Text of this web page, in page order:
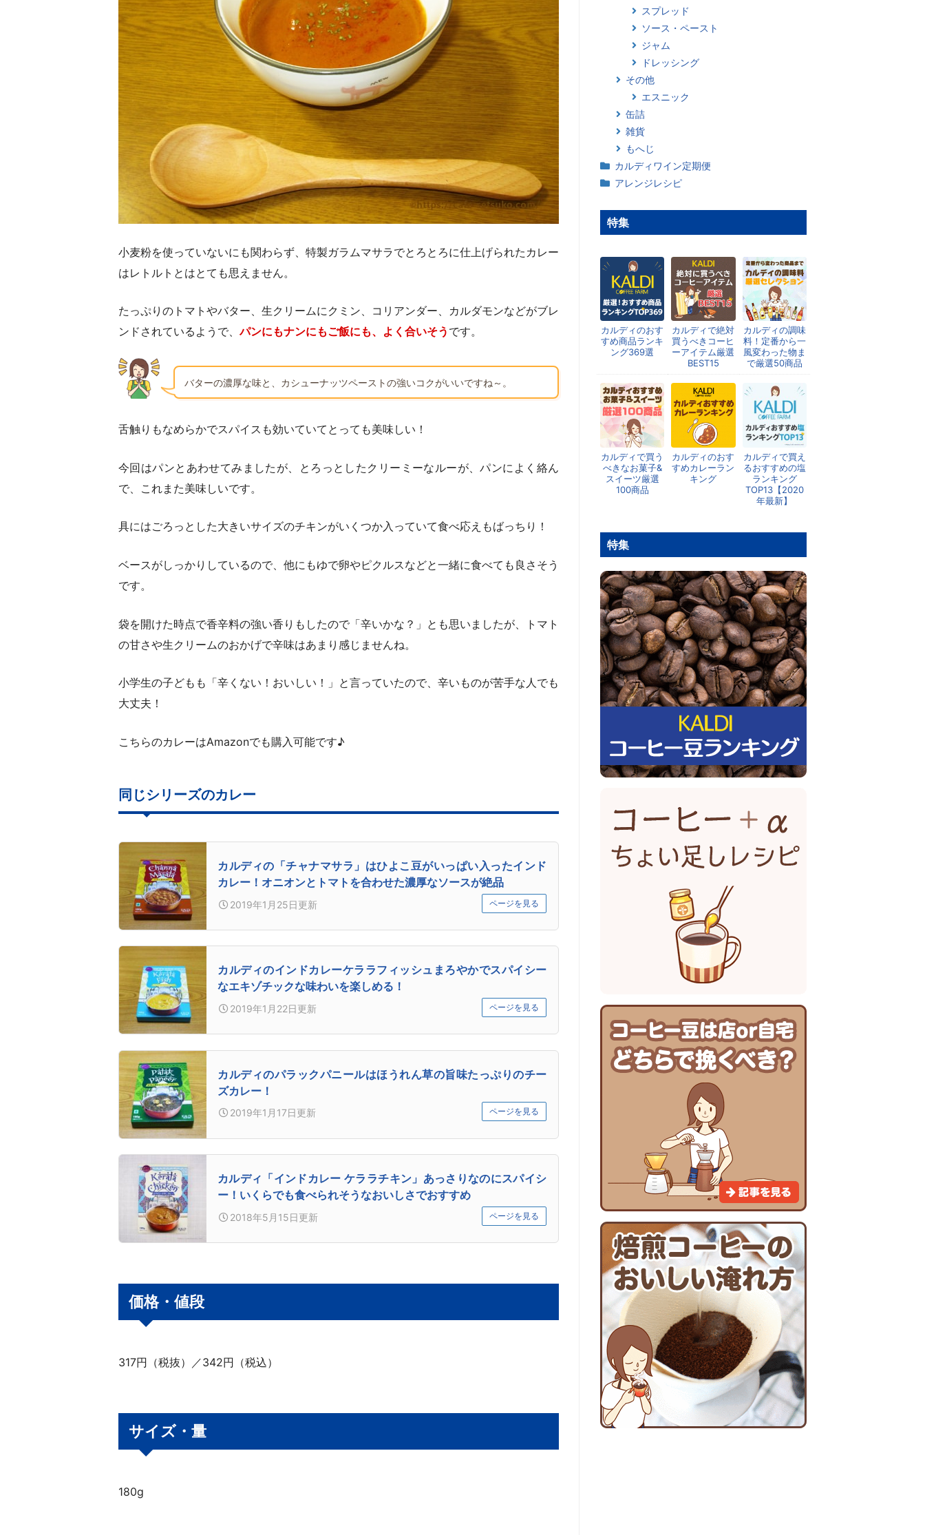
小麦粉を使っていないにも関わらず、特製ガラムマサラでとろとろに仕上げられたカレー
はレトルトとはとても思えません。
たっぷりのトマトやバター、生クリームにクミン、コリアンダー、カルダモンなどがブレ
ンドされているようで、パンにもナンにもご飯にも、よく合いそう です。
バターの濃厚な味と、カシューナッツペーストの強いコクがいいですね～。
舌触りもなめらかでスパイスも効いていてとっても美味しい！
今回はパンとあわせてみましたが、とろっとしたクリーミーなルーが、パンによく絡ん
で、これまた美味しいです。
具にはごろっとした大きいサイズのチキンがいくつか入っていて食べ応えもばっちり！
ベースがしっかりしているので、他にもゆで卵やピクルスなどと一緒に食べても良さそう
です。
袋を開けた時点で香辛料の強い香りもしたので「辛いかな？」とも思いましたが、トマト
の甘さや生クリームのおかげで辛味はあまり感じませんね。
小学生の子どもも「辛くない！おいしい！」と言っていたので、辛いものが苦手な人でも
大丈夫！
こちらのカレーはAmazonでも購入可能です♪
同じシリーズのカレー
カルディの「チャナマサラ」はひよこ豆がいっぱい入ったインド
カレー！オニオンとトマトを合わせた濃厚なソースが絶品
2019年1月25日更新 ページを見る
カルディのインドカレーケララフィッシュまろやかでスパイシー
なエキゾチックな味わいを楽しめる！
2019年1月22日更新 ページを見る
カルディのパラックパニールはほうれん草の旨味たっぷりのチー
ズカレー！
2019年1月17日更新 ページを見る
カルディ「インドカレー ケララチキン」あっさりなのにスパイシ
ー！いくらでも食べられそうなおいしさでおすすめ
2018年5月15日更新 ページを見る
価格・値段
317円（税抜）／342円（税込）
サイズ・量
180g
スプレッド
ソース・ペースト
ジャム
ドレッシング
その他
エスニック
缶詰
雑貨
もへじ
カルディワイン定期便
アレンジレシピ
特集
カルディのおす
すめ商品ランキ
ング369選
カルディで絶対
買うべきコーヒ
ーアイテム厳選
BEST15
カルディの調味
料！定番から一
風変わった物ま
で厳選50商品
カルディで買う
べきなお菓子&
スイーツ厳選
100商品
カルディのおす
すめカレーラン
キング
カルディで買え
るおすすめの塩
ランキング
TOP13【2020
年最新】
特集